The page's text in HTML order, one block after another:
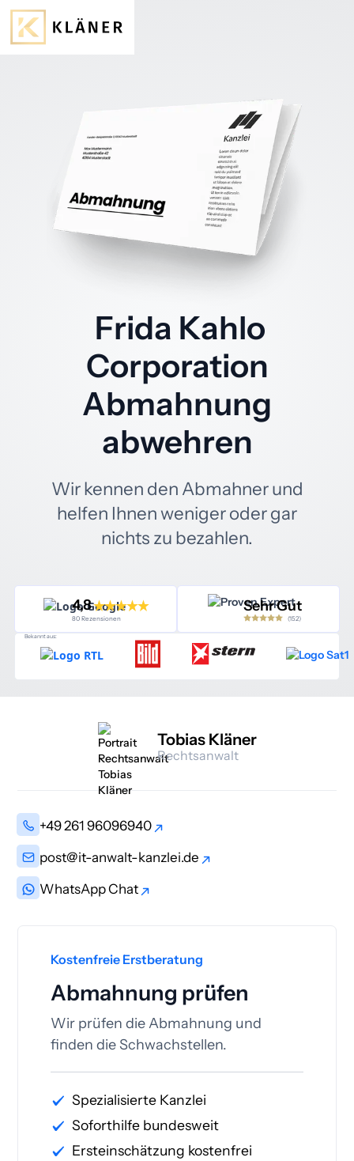
Frida Kahlo
Corporation
Abmahnung
abwehren
Wir kennen den Abmahner und
helfen Ihnen weniger oder gar
nichts zu bezahlen.
4,8
80 Rezensionen
Sehr Gut
(152)
Bekannt aus:
Tobias Kläner
Rechtsanwalt
+49 261 96096940
post@it-anwalt-kanzlei.de
WhatsApp Chat
Kostenfreie Erstberatung
Abmahnung prüfen
Wir prüfen die Abmahnung und
finden die Schwachstellen.
Spezialisierte Kanzlei
Soforthilfe bundesweit
Ersteinschätzung kostenfrei